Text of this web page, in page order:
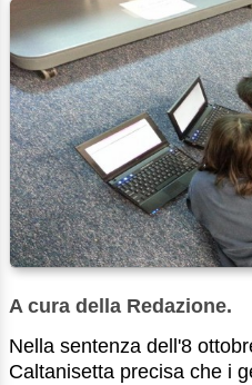
A cura della Redazione.
Nella sentenza dell'8
Caltanisetta precisa che i